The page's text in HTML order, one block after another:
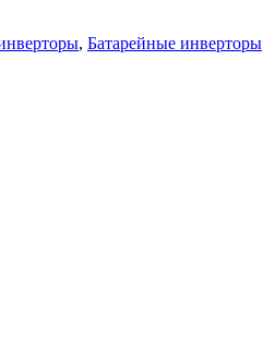
, Батарейные инверторы